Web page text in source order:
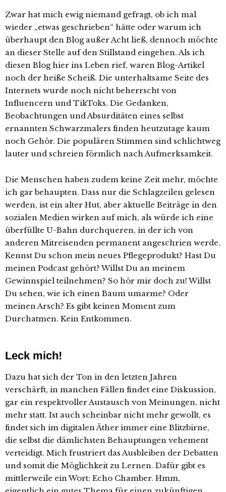
Zwar hat mich ewig niemand gefragt, ob ich mal
wieder „etwas geschrieben“ hätte oder warum ich
überhaupt den Blog außer Acht ließ, dennoch möchte
an dieser Stelle auf den Stillstand eingehen. Als ich
diesen Blog hier ins Leben rief, waren Blog-Artikel
noch der heiße Scheiß. Die unterhaltsame Seite des
Internets wurde noch nicht beherrscht von
Influencern und TikToks. Die Gedanken,
Beobachtungen und Absurditäten eines selbst
ernannten Schwarzmalers finden heutzutage kaum
noch Gehör. Die populären Stimmen sind schlichtweg
lauter und schreien förmlich nach Aufmerksamkeit.
Die Menschen haben zudem keine Zeit mehr, möchte
ich gar behaupten. Dass nur die Schlagzeilen gelesen
werden, ist ein alter Hut, aber aktuelle Beiträge in den
sozialen Medien wirken auf mich, als würde ich eine
überfüllte U-Bahn durchqueren, in der ich von
anderen Mitreisenden permanent angeschrien werde.
Kennst Du schon mein neues Pflegeprodukt? Hast Du
meinen Podcast gehört? Willst Du an meinem
Gewinnspiel teilnehmen? So hör mir doch zu! Willst
Du sehen, wie ich einen Baum umarme? Oder
meinen Arsch? Es gibt keinen Moment zum
Durchatmen. Kein Entkommen.
Leck mich!
Dazu hat sich der Ton in den letzten Jahren
verschärft, in manchen Fällen findet eine Diskussion,
gar ein respektvoller Austausch von Meinungen, nicht
mehr statt. Ist auch scheinbar nicht mehr gewollt, es
findet sich im digitalen Äther immer eine Blitzbirne,
die selbst die dämlichsten Behauptungen vehement
verteidigt. Mich frustriert das Ausbleiben der Debatten
und somit die Möglichkeit zu Lernen. Dafür gibt es
mittlerweile ein Wort: Echo Chamber. Hmm,